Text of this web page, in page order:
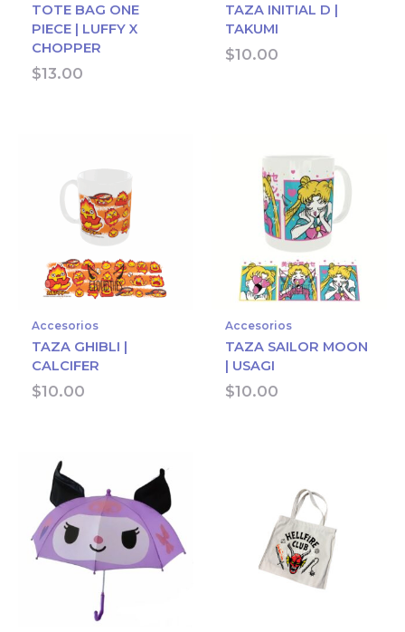
TOTE BAG ONE
PIECE | LUFFY X
CHOPPER
$13.00
TAZA INITIAL D |
TAKUMI
$10.00
Accesorios
TAZA GHIBLI |
CALCIFER
$10.00
Accesorios
TAZA SAILOR MOON
| USAGI
$10.00